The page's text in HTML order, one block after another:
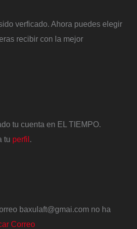
verficado. Ahora puedes elegir
recibir con la mejor
tu cuenta en EL TIEMPO.
tu perfil
baxulaft@gmai.com no ha
Correo